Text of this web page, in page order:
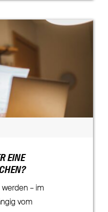
EINE
– im
vom